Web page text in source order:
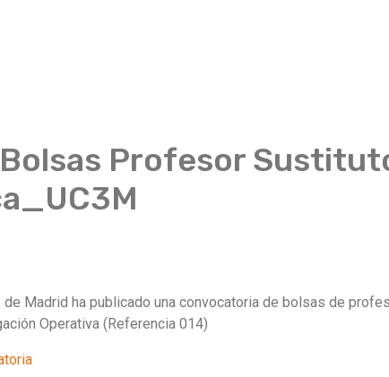
Bolsas Profesor
Madrid ha publicado una convocatoria de bolsas de
Operativa (Referencia 014)